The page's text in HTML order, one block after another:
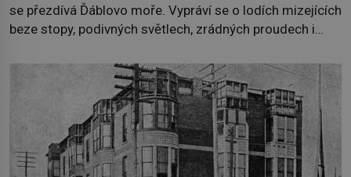
se přezdívá Ďáblovo moře. Vypráví se o lodích mizejících
beze stopy, podivných světlech, zrádných proudech i
dávných legendách. Je tichomořský Dračí trojúhelník
skutečně prokletým místem, nebo se zde jen
nebezpečná příroda proměnila v jednu z
nejpůsobivějších námořních záhad? […]